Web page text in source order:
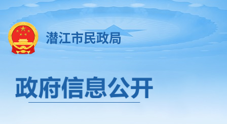
潜江市民政局